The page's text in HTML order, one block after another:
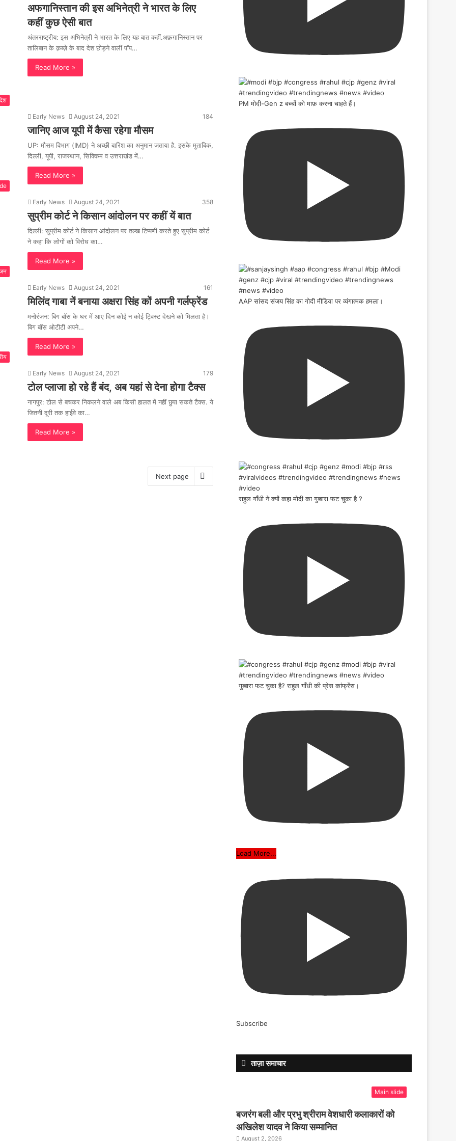
अफगानिस्तान की इस अभिनेत्री ने भारत के लिए
कहीं कुछ ऐसी बात
अंतरराष्ट्रीय: इस अभिनेत्री ने भारत के लिए यह बात कहीं.अफ़ग़ानिस्तान पर
तालिबान के क़ब्ज़े के बाद देश छोड़ने वालीं पॉप…
Read More »
Early News August 24, 2021 184
जानिए आज यूपी में कैसा रहेगा मौसम
UP: मौसम विभाग (IMD) ने अच्छी बारिश का अनुमान जताया है. इसके मुताबिक,
दिल्ली, यूपी, राजस्थान, सिक्किम व उत्तराखंड में…
Read More »
Early News August 24, 2021 358
सुप्रीम कोर्ट ने किसान आंदोलन पर कहीं यें बात
दिल्ली: सुप्रीम कोर्ट ने किसान आंदोलन पर तल्ख टिप्पणी करते हुए सुप्रीम कोर्ट
ने कहा कि लोगों को विरोध का…
Read More »
Early News August 24, 2021 161
मिलिंद गाबा नें बनाया अक्षरा सिंह कों अपनी गर्लफ्रेंड
मनोरंजन: बिग बॉस के घर में आए दिन कोई न कोई ट्विस्ट देखने को मिलता है।
बिग बॉस ओटीटी अपने…
Read More »
Early News August 24, 2021 179
टोल प्लाजा हो रहे हैं बंद, अब यहां से देना होगा टैक्स
नागपुर: टोल से बचकर निकलने वाले अब किसी हालत में नहीं छुपा सकते टैक्स. ये
जितनी दूरी तक हाईवे का…
Read More »
Next page
PM मोदी-Gen z बच्चों को माफ़ करना चाहते हैं।
AAP सांसद संजय सिंह का गोदी मीडिया पर व्यंगात्मक हमला।
राहुल गाँधी ने क्यों कहा मोदी का गुब्बारा फट चुका है ?
गुब्बारा फट चुका है? राहुल गाँधी की प्रेस कांफ्रेंस।
Load More...
Subscribe
ताज़ा समाचार
Main slide
बजरंग बली और प्रभु श्रीराम वेशधारी कलाकारों को
अखिलेश यादव ने किया सम्मानित
August 2, 2026